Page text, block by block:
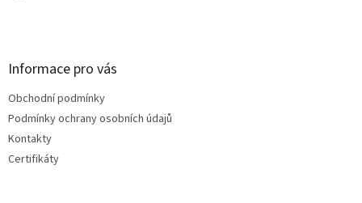
Informace pro vás
Obchodní podmínky
Podmínky ochrany osobních údajů
Kontakty
Certifikáty